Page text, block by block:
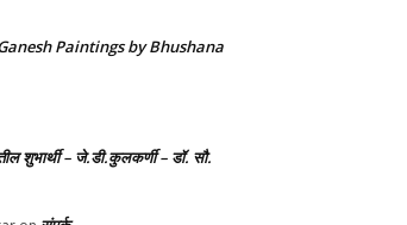
Paintings by Bhushana
शुभार्थी – जे.डी.कुलकर्णी – डॉ. सौ.